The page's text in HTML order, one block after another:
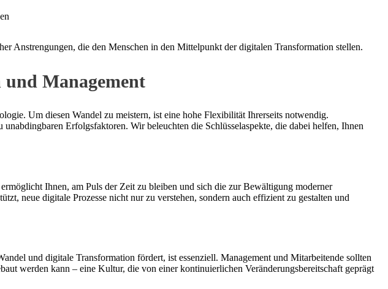
Anstrengungen, die den Menschen in den Mittelpunkt der digitalen Transformation stellen.
Management
Um diesen Wandel zu meistern, ist eine hohe Flexibilität Ihrerseits notwendig.
Erfolgsfaktoren. Wir beleuchten die Schlüsselaspekte, die dabei helfen, Ihnen
Ihnen, am Puls der Zeit zu bleiben und sich die zur Bewältigung moderner
neue digitale Prozesse nicht nur zu verstehen, sondern auch effizient zu gestalten und
und digitale Transformation fördert, ist essenziell. Management und Mitarbeitende sollten
werden kann – eine Kultur, die von einer kontinuierlichen Veränderungsbereitschaft geprägt